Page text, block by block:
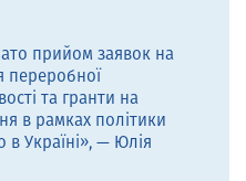
прийом заявок на
переробної
та гранти на
в рамках політики
в Україні», — Юлія